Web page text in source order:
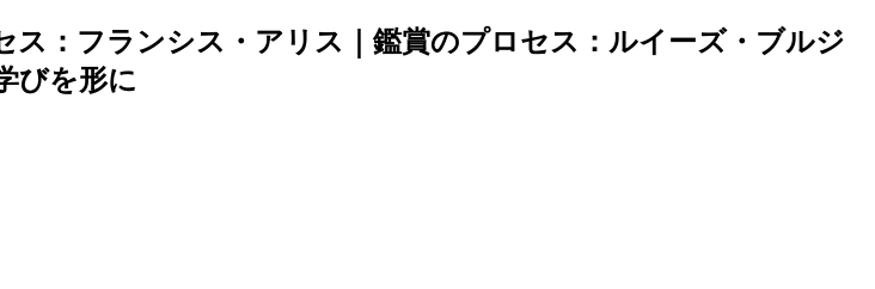
ス：フランシス・アリス｜鑑賞のプロセス：ルイーズ・ブルジ
びを形に